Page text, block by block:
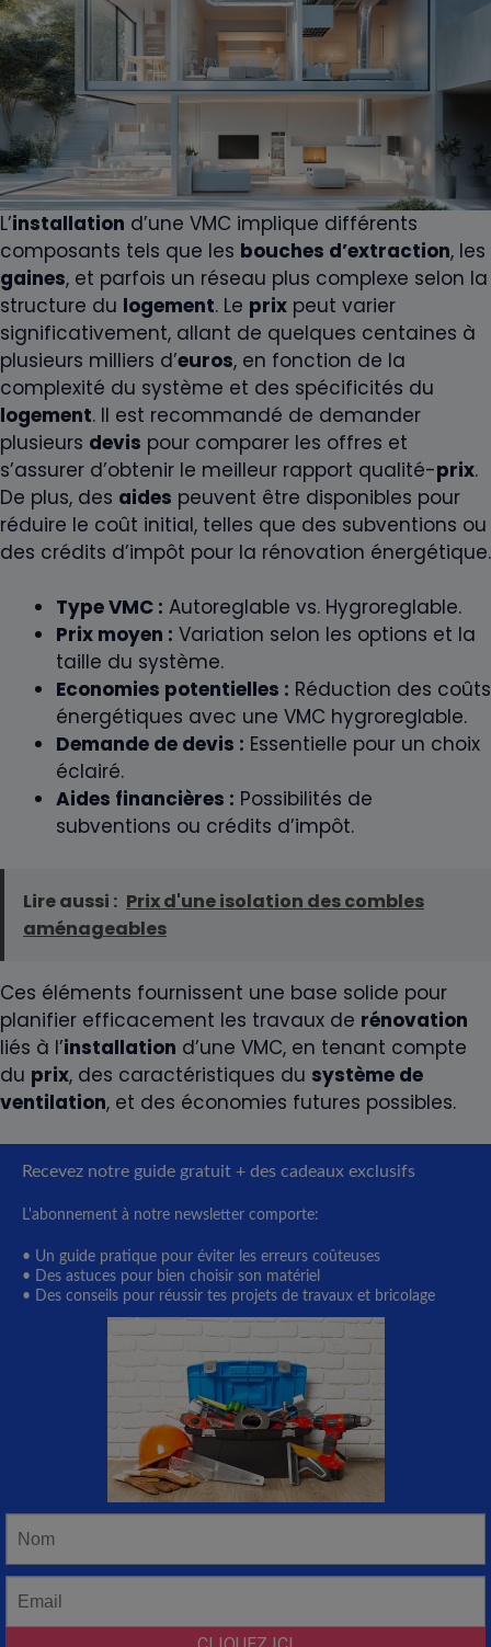
L’installation d’une VMC implique différents
composants tels que les bouches d’extraction, les
gaines, et parfois un réseau plus complexe selon la
structure du logement. Le prix peut varier
significativement, allant de quelques centaines à
plusieurs milliers d’euros, en fonction de la
complexité du système et des spécificités du
logement. Il est recommandé de demander
plusieurs devis pour comparer les offres et
s’assurer d’obtenir le meilleur rapport qualité-prix.
De plus, des aides peuvent être disponibles pour
réduire le coût initial, telles que des subventions ou
des crédits d’impôt pour la rénovation énergétique.
Type VMC : Autoreglable vs. Hygroreglable.
Prix moyen : Variation selon les options et la
taille du système.
Economies potentielles : Réduction des coûts
énergétiques avec une VMC hygroreglable.
Demande de devis : Essentielle pour un choix
éclairé.
Aides financières : Possibilités de
subventions ou crédits d’impôt.
Lire aussi : Prix d'une isolation des combles
aménageables
Ces éléments fournissent une base solide pour
planifier efficacement les travaux de rénovation
liés à l’installation d’une VMC, en tenant compte
du prix, des caractéristiques du système de
ventilation, et des économies futures possibles.